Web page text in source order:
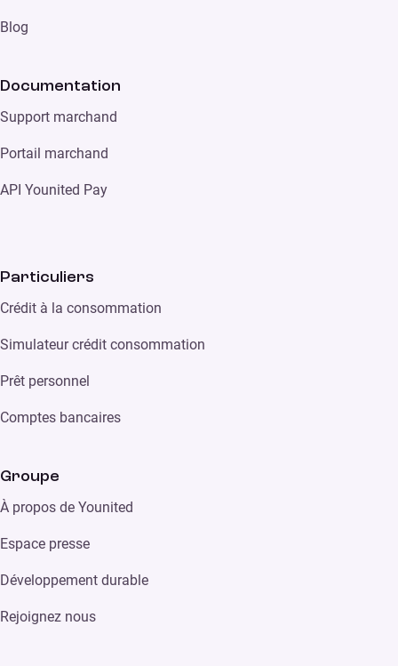
Blog
Documentation
Support marchand
Portail marchand
API Younited Pay
Particuliers
Crédit à la consommation
Simulateur crédit consommation
Prêt personnel
Comptes bancaires
Groupe
À propos de Younited
Espace presse
Développement durable
Rejoignez nous